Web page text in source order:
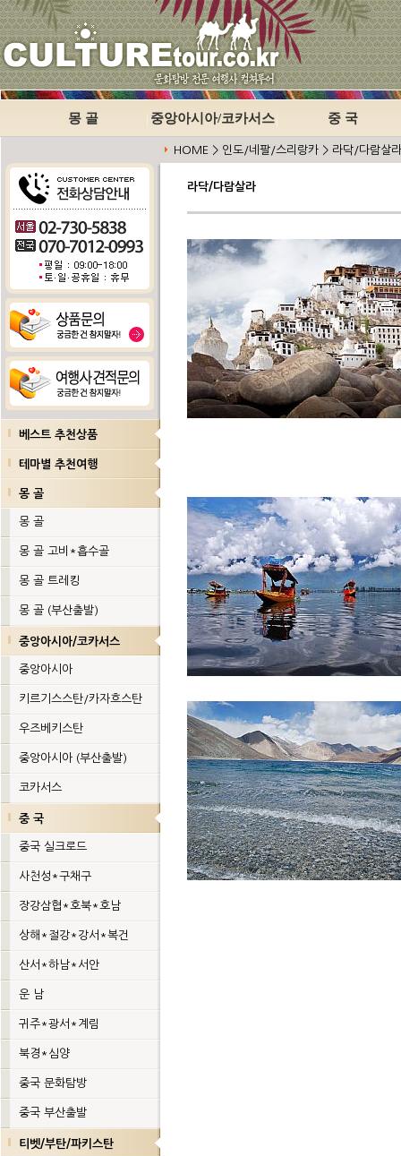
몽 골 중앙아시아/코카서스 중 국
HOME > 인도/네팔/스리랑카 > 라닥/다람살라
베스트 추천상품
테마별 추천여행
몽 골
몽 골
몽 골 고비*흡수골
몽 골 트레킹
몽 골 (부산출발)
중앙아시아/코카서스
중앙아시아
키르기스스탄/카자흐스탄
우즈베키스탄
중앙아시아 (부산출발)
코카서스
중 국
중국 실크로드
사천성*구채구
장강삼협*호북*호남
상해*절강*강서*복건
산서*하남*서안
운 남
귀주*광서*계림
북경*심양
중국 문화탐방
중국 부산출발
티벳/부탄/파키스탄
라닥/다람살라